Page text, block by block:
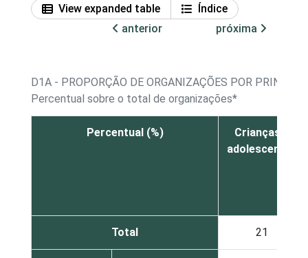
View expanded table
Índice
anterior
próxima
D1A - PROPORÇÃO DE ORGANIZAÇÕES POR
Percentual sobre o total de organizações*
Percentual (%)
Crianças e
adolescentes
Total 21